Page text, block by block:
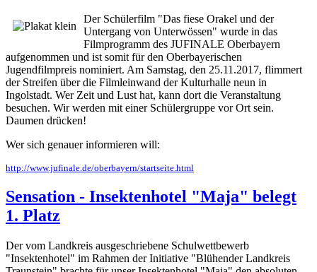
Der Schülerfilm "Das fiese Orakel und der
Untergang von Unterwössen" wurde in das
Filmprogramm des JUFINALE Oberbayern
aufgenommen und ist somit für den Oberbayerischen
Jugendfilmpreis nominiert. Am Samstag, den 25.11.2017, flimmert
der Streifen über die Filmleinwand der Kulturhalle neun in
Ingolstadt. Wer Zeit und Lust hat, kann dort die Veranstaltung
besuchen. Wir werden mit einer Schülergruppe vor Ort sein.
Daumen drücken!
Wer sich genauer informieren will:
http://www.jufinale.de/oberbayern/startseite.html
Sensation - Insektenhotel "Maja" belegt
1. Platz
Der vom Landkreis ausgeschriebene Schulwettbewerb
"Insektenhotel" im Rahmen der Initiative "Blühender Landkreis